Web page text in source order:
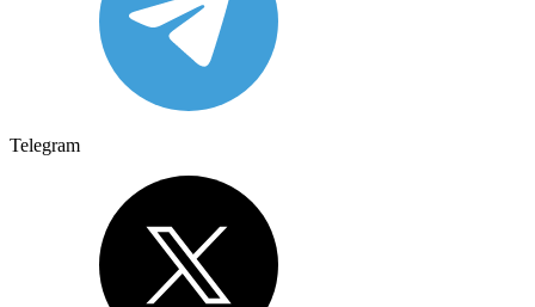
Telegram